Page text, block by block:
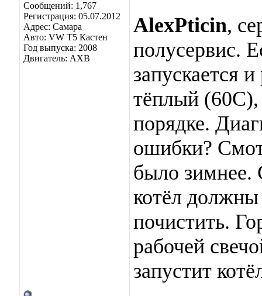
Сообщений: 1,767
Регистрация: 05.07.2012
Адрес: Самара
Авто: VW Т5 Кастен
Год выпуска: 2008
Двигатель: АХВ
AlexPticin,
полусервис.
запускается
тёплый (60С),
порядке.
ошибки?
было зимнее.
котёл должны
почистить.
рабочей
запустит